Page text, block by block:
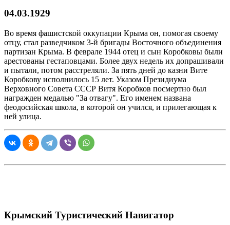
04.03.1929
Во время фашистской оккупации Крыма он, помогая своему
отцу, стал разведчиком 3-й бригады Восточного объединения
партизан Крыма. В феврале 1944 отец и сын Коробковы были
арестованы гестаповцами. Более двух недель их допрашивали
и пытали, потом расстреляли. За пять дней до казни Вите
Коробкову исполнилось 15 лет. Указом Президиума
Верховного Совета СССР Витя Коробков посмертно был
награжден медалью "За отвагу". Его именем названа
феодосийская школа, в которой он учился, и прилегающая к
ней улица.
Крымский Туристический Навигатор